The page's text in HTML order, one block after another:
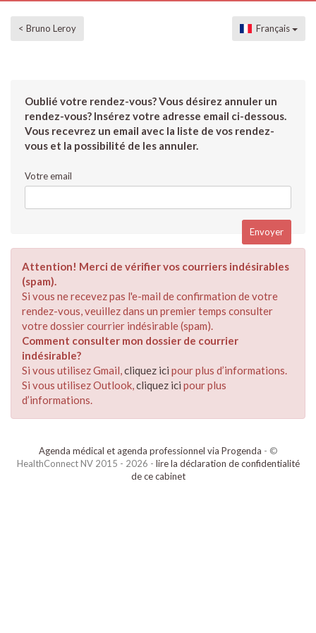
< Bruno Leroy Français
Oublié votre rendez-vous? Vous désirez annuler un
rendez-vous? Insérez votre adresse email ci-dessous.
Vous recevrez un email avec la liste de vos rendez-
vous et la possibilité de les annuler.
Votre email
Attention! Merci de vérifier vos courriers indésirables
(spam).
Si vous ne recevez pas l'e-mail de confirmation de votre
rendez-vous, veuillez dans un premier temps consulter
votre dossier courrier indésirable (spam).
Comment consulter mon dossier de courrier
indésirable?
Si vous utilisez Gmail,cliquez ici pour plus d’informations.
Si vous utilisez Outlook,cliquez ici pour plus
d’informations.
Agenda médical et agenda professionnel via Progenda - ©
HealthConnect NV 2015 - 2026 - lire la déclaration de confidentialité
de ce cabinet